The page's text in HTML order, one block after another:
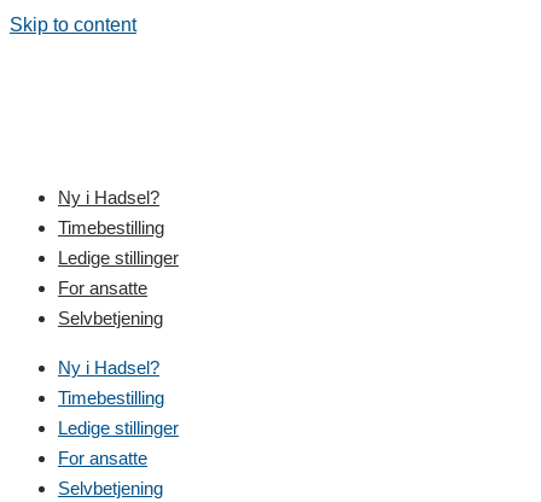
Skip to content
Ny i Hadsel?
Timebestilling
Ledige stillinger
For ansatte
Selvbetjening
Ny i Hadsel?
Timebestilling
Ledige stillinger
For ansatte
Selvbetjening